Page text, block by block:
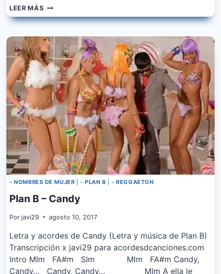
LEER MÁSDADDY
YANKEE
–
REBELDE
FT.
PLAN
B
- NOMBRES DE MUJER - PLAN B |- REGGAETON
Plan B – Candy
Por javi29 agosto 10, 2017
Letra y acordes de Candy (Letra y música de Plan B)
Transcripción x javi29 para acordesdcanciones.com
Intro MIm FA#m SIm MIm FA#m Candy,
Candy… Candy, Candy… MIm A ella le